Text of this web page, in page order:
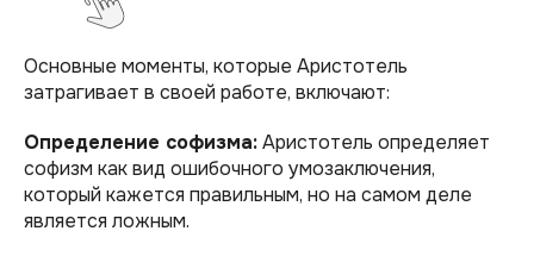
Основные моменты, которые Аристотель
затрагивает в своей работе, включают:
Определение софизма:Аристотель определяет
софизм как вид ошибочного умозаключения,
который кажется правильным, но на самом деле
является ложным.